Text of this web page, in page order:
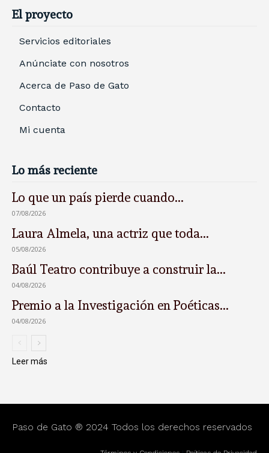
El proyecto
Servicios editoriales
Anúnciate con nosotros
Acerca de Paso de Gato
Contacto
Mi cuenta
Lo más reciente
Lo que un país pierde cuando...
07/08/2026
Laura Almela, una actriz que toda...
05/08/2026
Baúl Teatro contribuye a construir la...
04/08/2026
Premio a la Investigación en Poéticas...
04/08/2026
Leer más
Paso de Gato ® 2024 Todos los derechos reservados